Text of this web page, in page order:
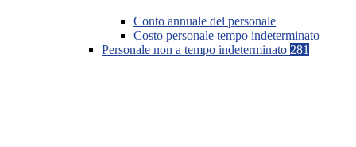
Conto annuale del personale
Costo personale tempo indeterminato
Personale non a tempo indeterminato 281